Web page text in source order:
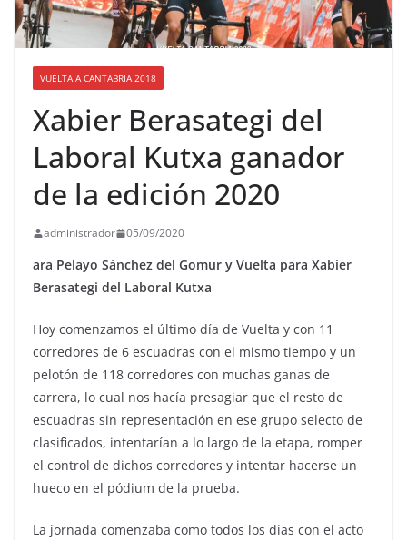
VUELTA A CANTABRIA 2018
Xabier Berasategi del
Laboral Kutxa ganador
de la edición 2020
administrador 05/09/2020
ara Pelayo Sánchez del Gomur y Vuelta para Xabier
Berasategi del Laboral Kutxa
Hoy comenzamos el último día de Vuelta y con 11
corredores de 6 escuadras con el mismo tiempo y un
pelotón de 118 corredores con muchas ganas de
carrera, lo cual nos hacía presagiar que el resto de
escuadras sin representación en ese grupo selecto de
clasificados, intentarían a lo largo de la etapa, romper
el control de dichos corredores y intentar hacerse un
hueco en el pódium de la prueba.
La jornada comenzaba como todos los días con el acto